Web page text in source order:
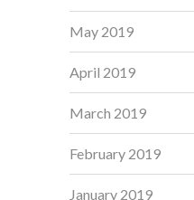
May 2019
April 2019
March 2019
February 2019
January 2019